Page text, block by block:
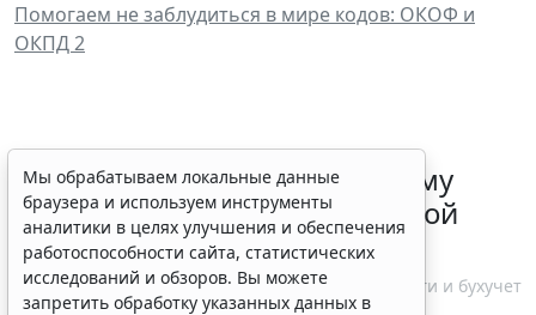
Помогаем не заблудиться в мире кодов: ОКОФ и
ОКПД 2
ФНС России рассказала малому
бизнесу о порядке упрощенной
ликвидации компании
7 августа 2026 18:16 Налоги и бухучет
Мы обрабатываем локальные данные
браузера и используем инструменты
аналитики в целях улучшения и обеспечения
работоспособности сайта, статистических
исследований и обзоров. Вы можете
запретить обработку указанных данных в